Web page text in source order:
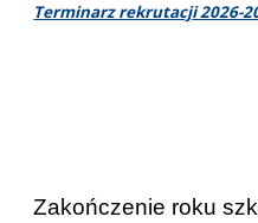
Terminarz rekrutacji 2026-
Zakończenie roku